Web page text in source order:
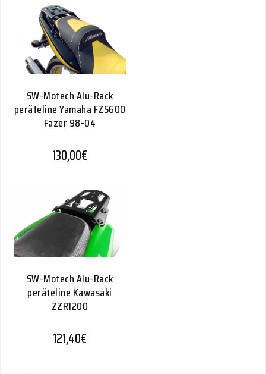
SW-Motech Alu-Rack
peräteline Yamaha FZS600
Fazer 98-04
130,00€
SW-Motech Alu-Rack
peräteline Kawasaki
ZZR1200
121,40€